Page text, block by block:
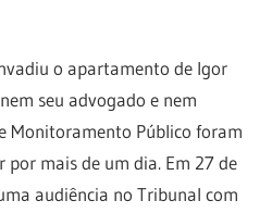
o apartamento de Igor
seu advogado e nem
Monitoramento Público foram
por mais de um dia. Em 27 de
audiência no Tribunal com